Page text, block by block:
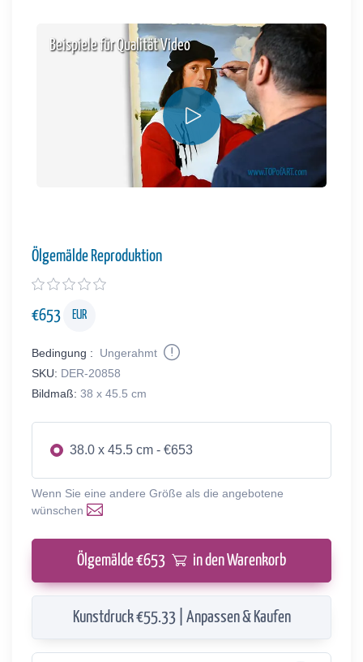
Beispiele für Qualität Video
Ölgemälde Reproduktion
€653 EUR
Bedingung :
Ungerahmt
SKU: DER-20858
Bildmaß: 38 x 45.5 cm
38.0 x 45.5 cm - €653
Wenn Sie eine andere Größe als die angebotene
wünschen
Ölgemälde €653 in den Warenkorb
Kunstdruck €55.33 | Anpassen & Kaufen